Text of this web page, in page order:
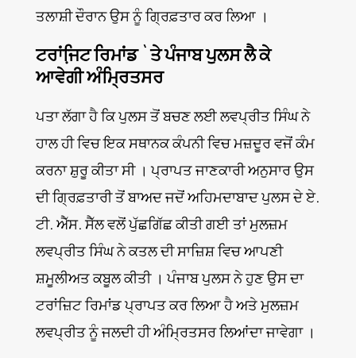
ਤਲਾਸ਼ੀ ਦੌਰਾਨ ਉਸ ਨੂੰ ਗ੍ਰਿਫ਼ਤਾਰ ਕਰ ਲਿਆ ।
ਟਰਾਂਜਿ਼ਟ ਰਿਮਾਂਡ `ਤੇ ਪੰਜਾਬ ਪੁਲਸ ਲੈ ਕੇ
ਆਵੇਗੀ ਅੰਮ੍ਰਿਤਸਰ
ਪਤਾ ਲੱਗਾ ਹੈ ਕਿ ਪੁਲਸ ਤੋਂ ਬਚਣ ਲਈ ਲਵਪ੍ਰੀਤ ਸਿੰਘ ਨੇ
ਹਾਲ ਹੀ ਵਿਚ ਇਕ ਸਥਾਨਕ ਕੰਪਨੀ ਵਿਚ ਮਜ਼ਦੂਰ ਵਜੋਂ ਕੰਮ
ਕਰਨਾ ਸ਼ੁਰੂ ਕੀਤਾ ਸੀ । ਪ੍ਰਾਪਤ ਜਾਣਕਾਰੀ ਅਨੁਸਾਰ ਉਸ
ਦੀ ਗ੍ਰਿਫ਼ਤਾਰੀ ਤੋਂ ਬਾਅਦ ਜਦੋਂ ਅਹਿਮਦਾਬਾਦ ਪੁਲਸ ਦੇ ਏ.
ਟੀ. ਐੱਸ. ਸੈੱਲ ਵਲੋਂ ਪੁੱਛਗਿੱਛ ਕੀਤੀ ਗਈ ਤਾਂ ਮੁਲਜ਼ਮ
ਲਵਪ੍ਰੀਤ ਸਿੰਘ ਨੇ ਕਤਲ ਦੀ ਸਾਜ਼ਿਸ਼ ਵਿਚ ਆਪਣੀ
ਸ਼ਮੂਲੀਅਤ ਕਬੂਲ ਕੀਤੀ । ਪੰਜਾਬ ਪੁਲਸ ਨੇ ਹੁਣ ਉਸ ਦਾ
ਟਰਾਂਜ਼ਿਟ ਰਿਮਾਂਡ ਪ੍ਰਾਪਤ ਕਰ ਲਿਆ ਹੈ ਅਤੇ ਮੁਲਜ਼ਮ
ਲਵਪ੍ਰੀਤ ਨੂੰ ਜਲਦੀ ਹੀ ਅੰਮ੍ਰਿਤਸਰ ਲਿਆਂਦਾ ਜਾਵੇਗਾ ।